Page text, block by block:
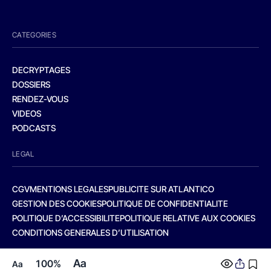
Aa 100% Aa
CATEGORIES
DECRYPTAGES
DOSSIERS
RENDEZ-VOUS
VIDEOS
PODCASTS
LEGAL
CGVMENTIONS LEGALESPUBLICITE SUR ATLANTICO
GESTION DES COOKIESPOLITIQUE DE CONFIDENTIALITE
POLITIQUE D’ACCESSIBILITEPOLITIQUE RELATIVE AUX COOKIES
CONDITIONS GENERALES D’UTILISATION